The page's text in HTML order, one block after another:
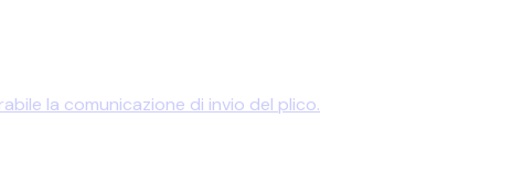
la comunicazione di invio del plico.